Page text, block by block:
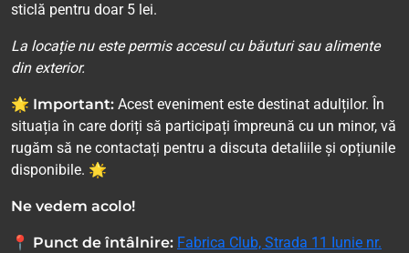
sticlă pentru doar 5 lei.
La locație nu este permis accesul cu băuturi sau alimente
din exterior.
🌟 Important: Acest eveniment este destinat adulților. În
situația în care doriți să participați împreună cu un minor, vă
rugăm să ne contactați pentru a discuta detaliile și opțiunile
disponibile. 🌟
Ne vedem acolo!
📍 Punct de întâlnire: Fabrica Club, Strada 11 Iunie nr.